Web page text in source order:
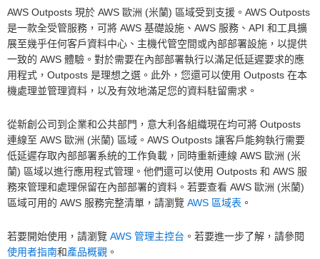
AWS Outposts 現於 AWS 歐洲 (米蘭) 區域受到支援。AWS Outposts
是一款全受管服務，可將 AWS 基礎設施、AWS 服務、API 和工具擴
展至幾乎任何客戶資料中心、主機代管空間或內部部署設施，以提供
一致的 AWS 體驗。對於需要在內部部署執行以滿足低延遲要求的應
用程式，Outposts 是理想之選。此外，您還可以使用 Outposts 在本
機處理並管理資料，以及有效地滿足您的資料駐留需求。
從新創公司到企業和公共部門，意大利各組織現在均可將 Outposts
連線至 AWS 歐洲 (米蘭) 區域。AWS Outposts 讓客戶能夠執行需要
低延遲存取內部部署系統的工作負載，同時重新連線 AWS 歐洲 (米
蘭) 區域以進行應用程式管理。他們還可以使用 Outposts 和 AWS 服
務來管理和處理保留在內部部署的資料。若要查看 AWS 歐洲 (米蘭)
區域可用的 AWS 服務完整清單，請瀏覽 AWS 區域表 。
若要開始使用，請瀏覽 AWS 管理主控台 。若要進一步了解，請參閱
使用者指南和產品概觀 。